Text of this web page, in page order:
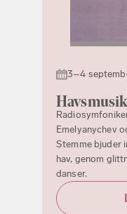
3–4
Emelyanychev
Stemme bjuder
hav, genom
danser.